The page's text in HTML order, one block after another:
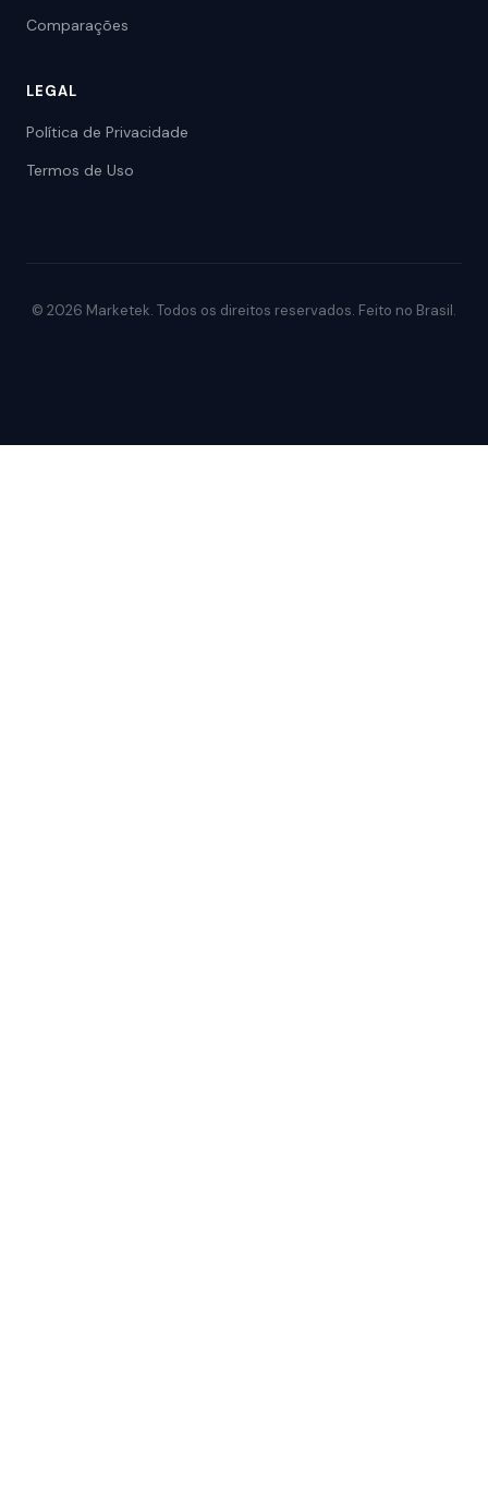
Comparações
LEGAL
Política de Privacidade
Termos de Uso
© 2026 Marketek. Todos os direitos reservados. Feito no Brasil.